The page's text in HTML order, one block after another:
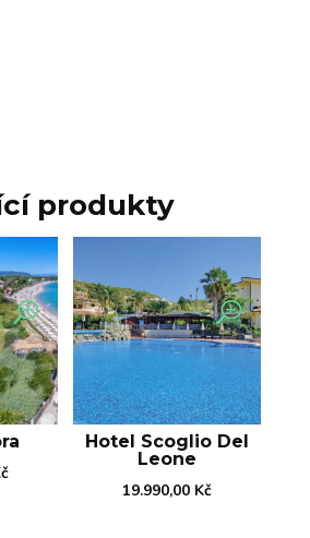
produkty
Hotel Scoglio Del
Leone
19.990,00 Kč